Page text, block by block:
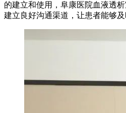
的建立和使用，阜康医院血液透
建立良好沟通渠道，让患者能够及